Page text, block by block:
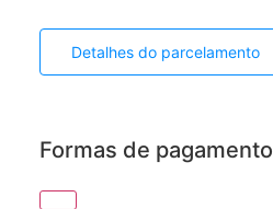
Detalhes do parcelamento
Formas de pagamento